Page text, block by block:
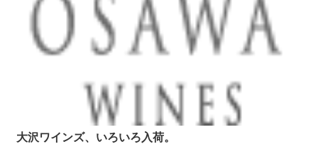
大沢ワインズ、いろいろ入荷。